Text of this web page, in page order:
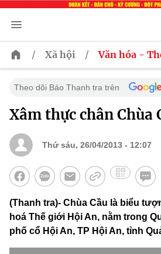
/ Xã hội / Văn hóa -
Theo dõi Báo Thanh tra trên
Xâm thực chân Chùa
Thứ sáu, 26/04/2013 - 12:07
(Thanh tra)- Chùa Cầu là biểu
hoá Thế giới Hội An, nằm trong
phố cổ Hội An, TP Hội An, tỉnh